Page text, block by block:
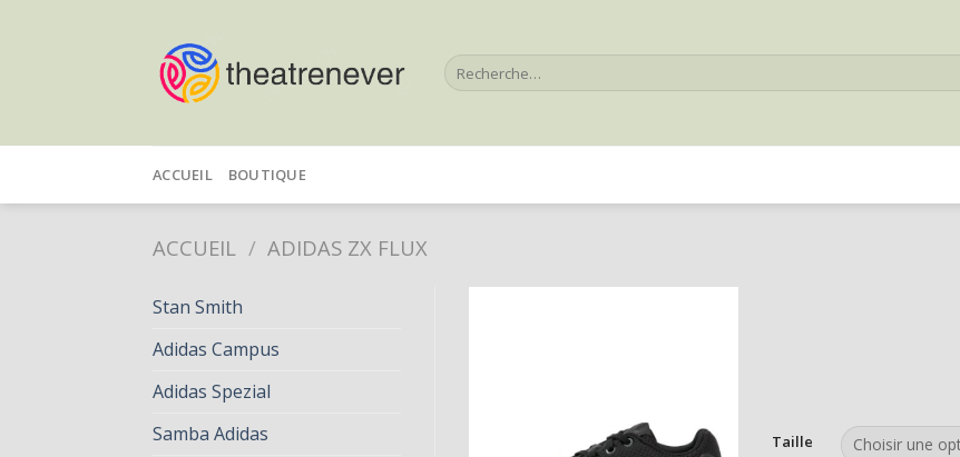
Recherche
pour :
ACCUEIL BOUTIQUE
ACCUEIL / ADIDAS ZX FLUX
Stan Smith
Adidas Campus
Adidas Spezial
Samba Adidas
Taille